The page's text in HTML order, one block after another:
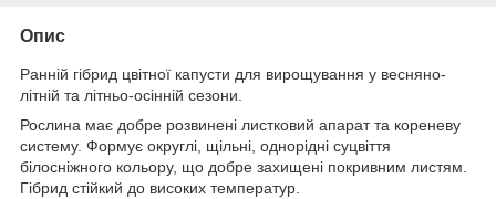
Опис
Ранній гібрид цвітної капусти для вирощування у весняно-
літній та літньо-осінній сезони.
Рослина має добре розвинені листковий апарат та кореневу
систему. Формує округлі, щільні, однорідні суцвіття
білосніжного кольору, що добре захищені покривним листям.
Гібрид стійкий до високих температур.